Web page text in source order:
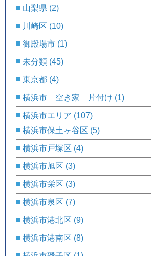
山梨県 (2)
川崎区 (10)
御殿場市 (1)
未分類 (45)
東京都 (4)
横浜市 空き家 片付け (1)
横浜市エリア (107)
横浜市保土ヶ谷区 (5)
横浜市戸塚区 (4)
横浜市旭区 (3)
横浜市栄区 (3)
横浜市泉区 (7)
横浜市港北区 (9)
横浜市港南区 (8)